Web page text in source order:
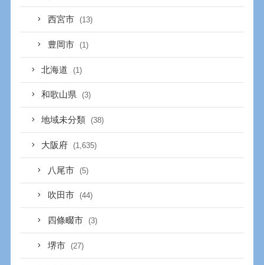
西宮市 (13)
豊岡市 (1)
北海道 (1)
和歌山県 (3)
地域未分類 (38)
大阪府 (1,635)
八尾市 (5)
吹田市 (44)
四條畷市 (3)
堺市 (27)